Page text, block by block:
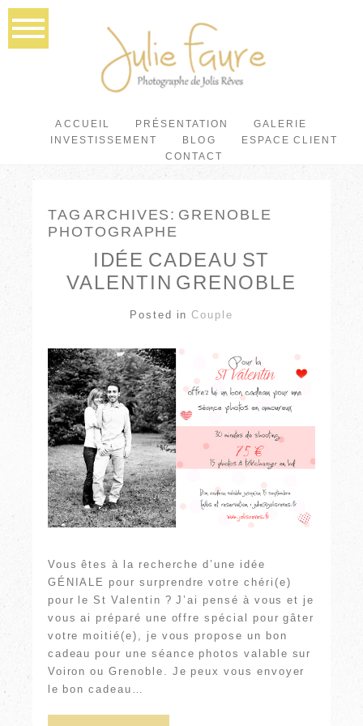
ACCUEIL PRÉSENTATION
GALERIE
INVESTISSEMENT
BLOG
ESPACE CLIENT
CONTACT
TAG ARCHIVES: GRENOBLE
PHOTOGRAPHE
IDÉE CADEAU ST
VALENTIN GRENOBLE
Posted inCouple
Vous êtes à la recherche d’une idée
GÉNIALE pour surprendre votre chéri(e)
pour le St Valentin ? J’ai pensé à vous et je
vous ai préparé une offre spécial pour gâter
votre moitié(e), je vous propose un bon
cadeau pour une séance photos valable sur
Voiron ou Grenoble. Je peux vous envoyer
le bon cadeau…